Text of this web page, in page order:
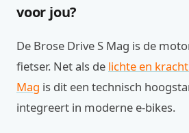
voor jou?
De Brose Drive S Mag is de
fietser. Net als de lichte en
Mag is dit een technisch
integreert in moderne e-bikes.